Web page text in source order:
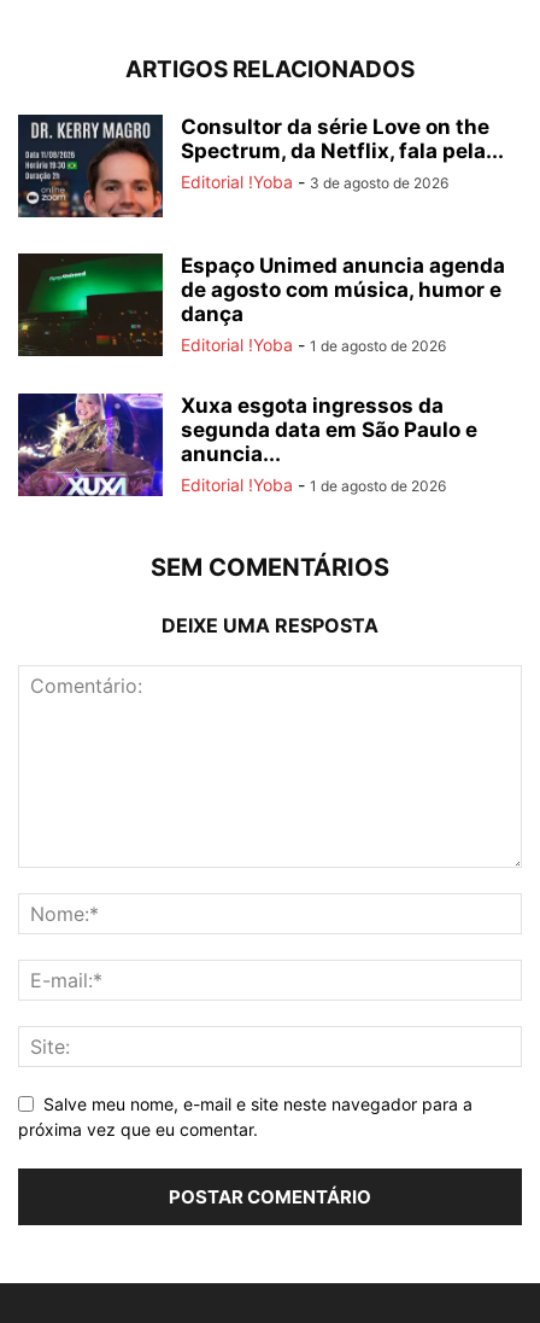
ARTIGOS RELACIONADOS
Consultor da série Love on the
Spectrum, da Netflix, fala pela...
Editorial !Yoba - 3 de agosto de 2026
Espaço Unimed anuncia agenda
de agosto com música, humor e
dança
Editorial !Yoba - 1 de agosto de 2026
Xuxa esgota ingressos da
segunda data em São Paulo e
anuncia...
Editorial !Yoba - 1 de agosto de 2026
SEM COMENTÁRIOS
DEIXE UMA RESPOSTA
Salve meu nome, e-mail e site neste navegador para a
próxima vez que eu comentar.